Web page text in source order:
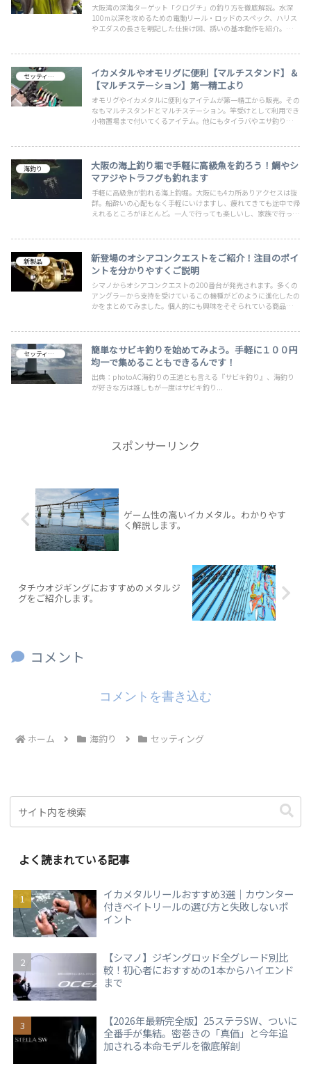
大阪湾の深海ターゲット「クログチ」の釣り方を徹底解説。水深
100m以深を攻めるための電動リール・ロッドのスペック、ハリス
やエダスの長さを明記した仕掛け図、誘いの基本動作を紹介。ま
セッティング
イカメタルやオモリグに便利【マルチスタンド】＆
【マルチステーション】第一精工より
オモリグやイカメタルに便利なアイテムが第一精工から販売。その
なもマルチスタンドとマルチステーション。竿受けとして利用でき
小物置場まで付いてくるアイテム。他にもタイラバやエサ釣りでも
海釣り
大阪の海上釣り堀で手軽に高級魚を釣ろう！鯛やシ
マアジやトラフグも釣れます
手軽に高級魚が釣れる海上釣堀。大阪にも4カ所ありアクセスは抜
群。船酔いの心配もなく手軽にいけますし、疲れてきても途中で帰
えれるところがほとんど。一人で行っても楽しいし、家族で行って
新製品
新登場のオシアコンクエストをご紹介！注目のポイ
ントを分かりやすくご説明
シマノからオシアコンクエストの200番台が発売されます。多くの
アングラーから支持を受けているこの機種がどのように進化したの
かをまとめてみました。個人的にも興味をそそられている商品なの
セッティング
簡単なサビキ釣りを始めてみよう。手軽に１００円
均一で集めることもできるんです！
出典：photoAC海釣りの王道とも言える『サビキ釣り』、海釣り
が好きな方は誰しもが一度はサビキ釣り...
スポンサーリンク
ゲーム性の高いイカメタル。わかりやす
く解説します。
タチウオジギングにおすすめのメタルジ
グをご紹介します。
コメント
コメントを書き込む
ホーム 海釣り セッティング
よく読まれている記事
イカメタルリールおすすめ3選｜カウンター
付きベイトリールの選び方と失敗しないポ
イント
【シマノ】ジギングロッド全グレード別比
較！初心者におすすめの1本からハイエンド
まで
【2026年最新完全版】25ステラSW、ついに
全番手が集結。密巻きの「真価」と今年追
加される本命モデルを徹底解剖